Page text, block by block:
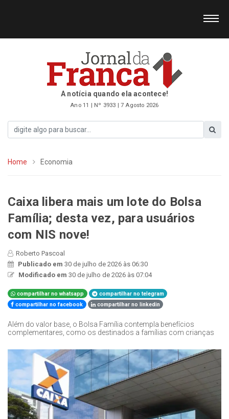
A notícia quando ela acontece!
Ano 11 | Nº 3933 | 7 Agosto 2026
Home Economia
Caixa libera mais um lote do Bolsa
Família; desta vez, para usuários
com NIS nove!
Roberto Pascoal
Publicado em 30 de julho de 2026 às 06:30
Modificado em 30 de julho de 2026 às 07:04
compartilhar no whatsapp
compartilhar no telegram
compartilhar no facebook
compartilhar no linkedin
Além do valor base, o Bolsa Família contempla benefícios
complementares, como os destinados a famílias com crianças